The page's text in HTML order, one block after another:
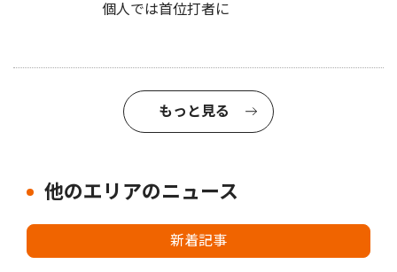
個人では首位打者に
もっと見る
他のエリアのニュース
新着記事